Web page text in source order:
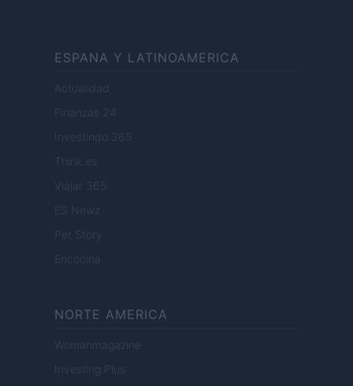
ESPANA Y LATINOAMERICA
Actualidad
Finanzas 24
Investindo 365
Think.es
Viajar 365
ES Newz
Pet Story
Encocina
NORTE AMERICA
Womanmagazine
Investing Plus